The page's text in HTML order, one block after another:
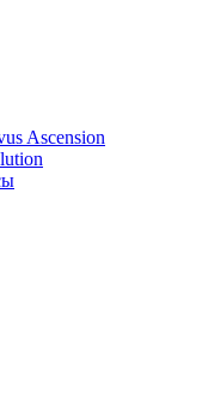
Ascension